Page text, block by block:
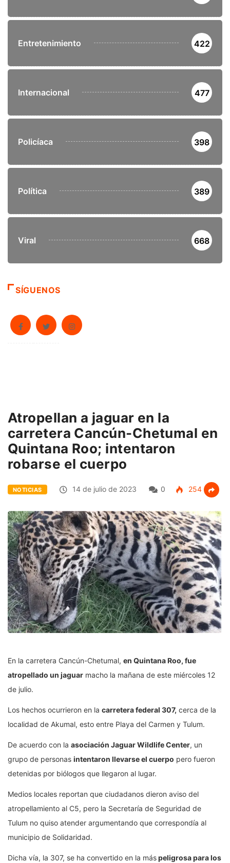
Entretenimiento 422
Internacional 477
Policíaca 398
Política 389
Viral 668
SÍGUENOS
Atropellan a jaguar en la
carretera Cancún-Chetumal en
Quintana Roo; intentaron
robarse el cuerpo
NOTICIAS 14 de julio de 2023 0 254
En la carretera Cancún-Chetumal, en Quintana Roo, fue
atropellado un jaguar macho la mañana de este miércoles 12
de julio.
Los hechos ocurrieron en la carretera federal 307, cerca de la
localidad de Akumal, esto entre Playa del Carmen y Tulum.
De acuerdo con la asociación Jaguar Wildlife Center, un
grupo de personas intentaron llevarse el cuerpo pero fueron
detenidas por biólogos que llegaron al lugar.
Medios locales reportan que ciudadanos dieron aviso del
atropellamiento al C5, pero la Secretaría de Seguridad de
Tulum no quiso atender argumentando que correspondía al
municipio de Solidaridad.
Dicha vía, la 307, se ha convertido en la máspeligrosa para los